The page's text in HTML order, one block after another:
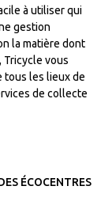
à utiliser qui
gestion
la matière dont
vous
tous les lieux de
de collecte
ÉCOCENTRES